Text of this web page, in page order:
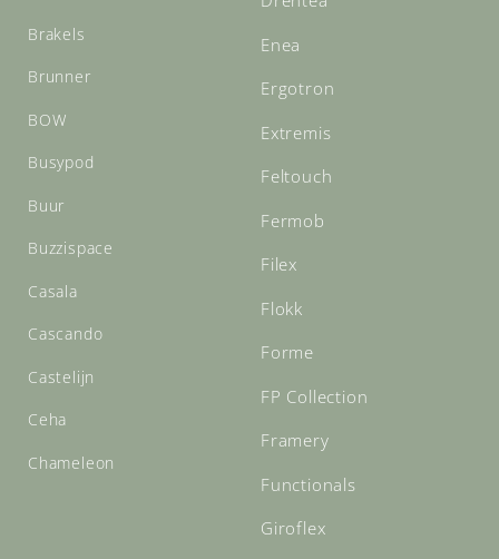
Brakels
Brunner
BOW
Busypod
Buur
Buzzispace
Casala
Cascando
Castelijn
Ceha
Chameleon
Enea
Ergotron
Extremis
Feltouch
Fermob
Filex
Flokk
Forme
FP Collection
Framery
Functionals
Giroflex